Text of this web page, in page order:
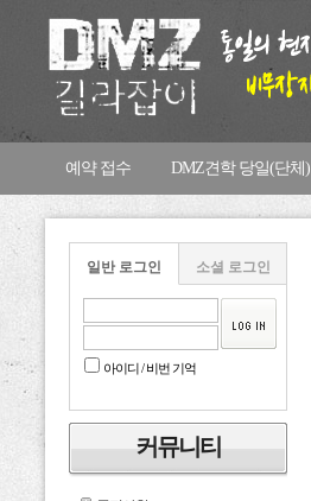
예약 접수 DMZ견학 당일(단체)
일반 로그인 소셜 로그인
아이디 / 비번 기억
커뮤니티